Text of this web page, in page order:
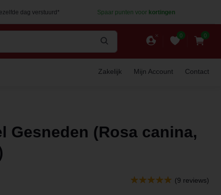
dag verstuurd* Spaar punten voor kortingen
0 0
Zakelijk Mijn Account Contact
Gesneden (Rosa canina,
(9 reviews)